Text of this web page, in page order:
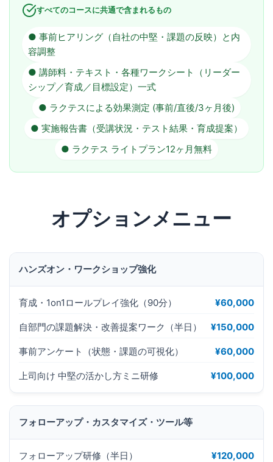
すべてのコースに共通で含まれるもの
● 事前ヒアリング（自社の中堅・課題の反映）と内
容調整
● 講師料・テキスト・各種ワークシート（リーダー
シップ／育成／目標設定）一式
● ラクテスによる効果測定 (事前/直後/3ヶ月後)
● 実施報告書（受講状況・テスト結果・育成提案）
● ラクテス ライトプラン12ヶ月無料
オプションメニュー
ハンズオン・ワークショップ強化
育成・1on1ロールプレイ強化（90分） ¥60,000
自部門の課題解決・改善提案ワーク（半日） ¥150,000
事前アンケート（状態・課題の可視化） ¥60,000
上司向け 中堅の活かし方ミニ研修 ¥100,000
フォローアップ・カスタマイズ・ツール等
フォローアップ研修（半日） ¥120,000